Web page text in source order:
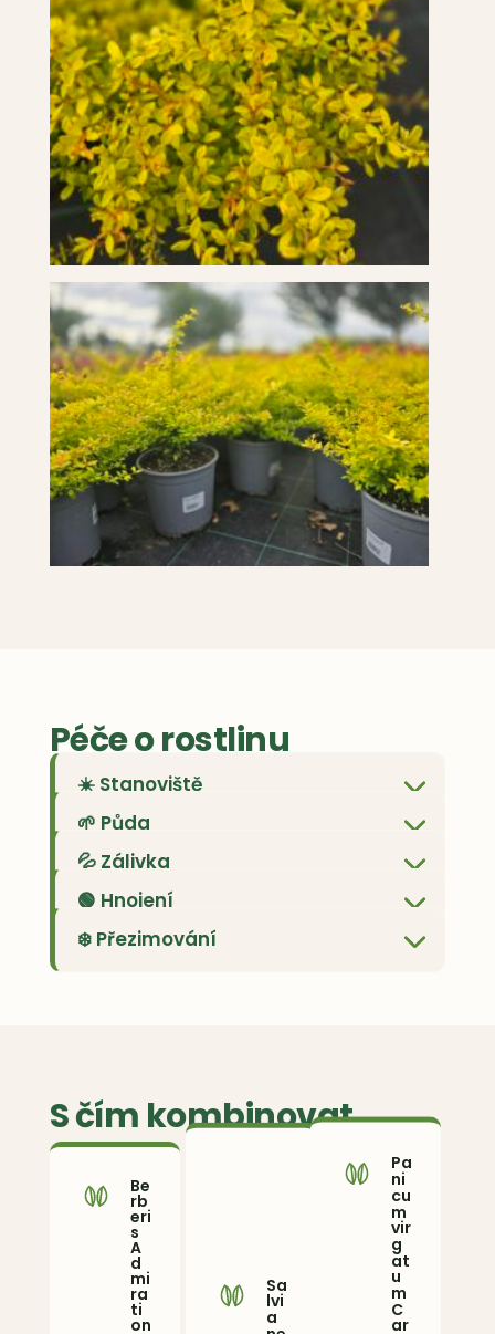
Péče o rostlinu
☀️ Stanoviště
🌱 Půda
💦 Zálivka
🟢 Hnojení
❄️ Přezimování
S čím kombinovat
Be
rb
eri
s
A
d
mi
ra
ti
on
Sa
lvi
a
Pa
ni
cu
m
vir
g
at
u
m
C
ar